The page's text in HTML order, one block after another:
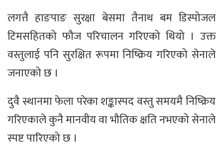
लगत्तै हाङपाङ सुरक्षा बेसमा तैनाथ बम डिस्पोजल
टिमसहितको फौज परिचालन गरिएको थियो । उक्त
वस्तुलाई पनि सुरक्षित रूपमा निष्क्रिय गरिएको सेनाले
जनाएको छ ।
दुवै स्थानमा फेला परेका शङ्कास्पद वस्तु समयमै निष्क्रिय
गरिएकाले कुनै मानवीय वा भौतिक क्षति नभएको सेनाले
स्पष्ट पारिएको छ ।